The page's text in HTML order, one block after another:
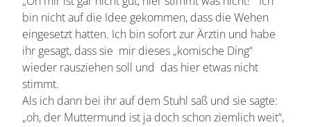
bin nicht auf die Idee gekommen, dass die Wehen
eingesetzt hatten. Ich bin sofort zur Ärztin und habe
ihr gesagt, dass sie mir dieses „komische Ding“
wieder rausziehen soll und das hier etwas nicht
stimmt.
Als ich dann bei ihr auf dem Stuhl saß und sie sagte:
„oh, der Muttermund ist ja doch schon ziemlich weit“,